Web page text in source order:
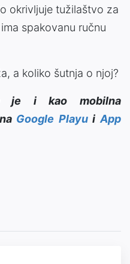
okrivljuje tužilaštvo za
spakovanu ručnu
a koliko šutnja o njoj?
je i kao mobilna
Google PlayuiApp